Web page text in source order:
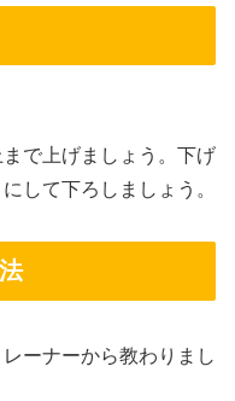
で上げましょう。下げ
して下ろしましょう。
ーナーから教わりまし